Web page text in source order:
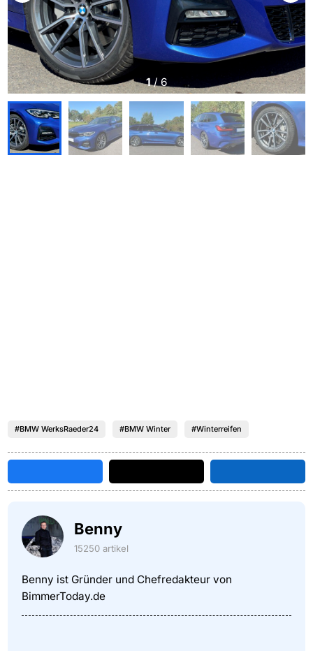
1/6
#BMW WerksRaeder24 #BMW Winter #Winterreifen
Benny
15250 artikel
Benny ist Gründer und Chefredakteur von
BimmerToday.de